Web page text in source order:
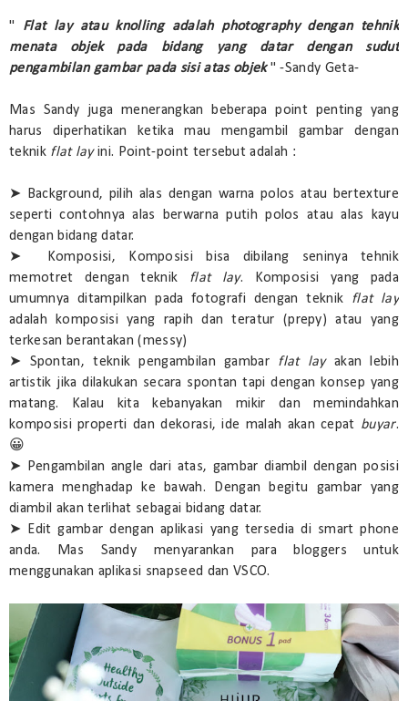
" Flat lay atau knolling adalah photography dengan tehnik
menata objek pada bidang yang datar dengan sudut
pengambilan gambar pada sisi atas objek" -Sandy Geta-
Mas Sandy juga menerangkan beberapa point penting yang
harus diperhatikan ketika mau mengambil gambar dengan
teknik flat layini. Point-point tersebut adalah :
➤ Background, pilih alas dengan warna polos atau bertexture
seperti contohnya alas berwarna putih polos atau alas kayu
dengan bidang datar.
➤ Komposisi, Komposisi bisa dibilang seninya tehnik
memotret dengan teknik flat lay. Komposisi yang pada
umumnya ditampilkan pada fotografi dengan teknik flat lay
adalah komposisi yang rapih dan teratur (prepy) atau yang
terkesan berantakan (messy)
➤ Spontan, teknik pengambilan gambar flat layakan lebih
artistik jika dilakukan secara spontan tapi dengan konsep yang
matang. Kalau kita kebanyakan mikir dan memindahkan
komposisi properti dan dekorasi, ide malah akan cepat buyar.
😀
➤ Pengambilan angle dari atas, gambar diambil dengan posisi
kamera menghadap ke bawah. Dengan begitu gambar yang
diambil akan terlihat sebagai bidang datar.
➤ Edit gambar dengan aplikasi yang tersedia di smart phone
anda. Mas Sandy menyarankan para bloggers untuk
menggunakan aplikasi snapseed dan VSCO.